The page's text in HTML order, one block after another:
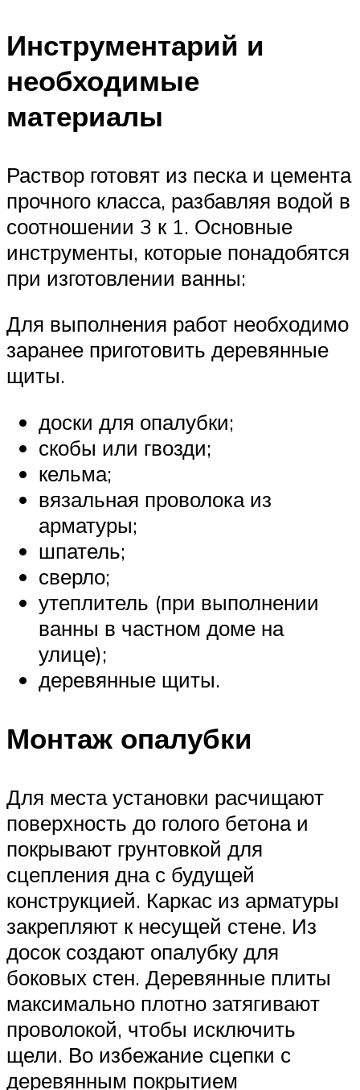
Инструментарий и
необходимые
материалы
Раствор готовят из песка и цемента
прочного класса, разбавляя водой в
соотношении 3 к 1. Основные
инструменты, которые понадобятся
при изготовлении ванны:
Для выполнения работ необходимо
заранее приготовить деревянные
щиты.
доски для опалубки;
скобы или гвозди;
кельма;
вязальная проволока из
арматуры;
шпатель;
сверло;
утеплитель (при выполнении
ванны в частном доме на
улице);
деревянные щиты.
Монтаж опалубки
Для места установки расчищают
поверхность до голого бетона и
покрывают грунтовкой для
сцепления дна с будущей
конструкцией. Каркас из арматуры
закрепляют к несущей стене. Из
досок создают опалубку для
боковых стен. Деревянные плиты
максимально плотно затягивают
проволокой, чтобы исключить
щели. Во избежание сцепки с
деревянным покрытием